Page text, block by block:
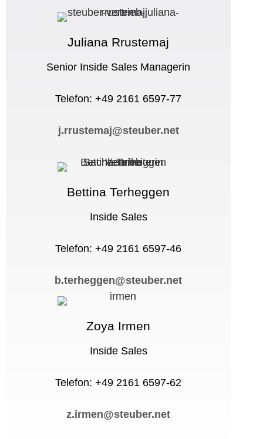
Juliana Rrustemaj
Senior Inside Sales Managerin
Telefon: +49 2161 6597-77
j.rrustemaj@steuber.net
Bettina Terheggen
Inside Sales
Telefon: +49 2161 6597-46
b.terheggen@steuber.net
Zoya Irmen
Inside Sales
Telefon: +49 2161 6597-62
z.irmen@steuber.net